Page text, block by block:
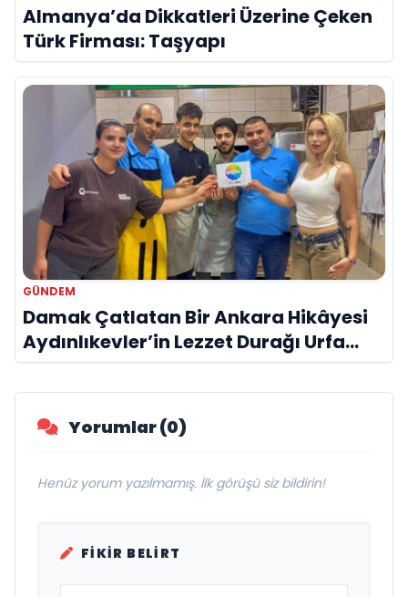
Almanya’da Dikkatleri Üzerine Çeken
Türk Firması: Taşyapı
GÜNDEM
Damak Çatlatan Bir Ankara Hikâyesi
Aydınlıkevler’in Lezzet Durağı Urfa
Damak
Yorumlar (0)
Henüz yorum yazılmamış. İlk görüşü siz bildirin!
FIKIR BELIRT